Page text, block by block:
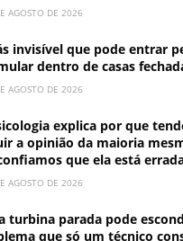
AGOSTO DE 2026
invisível que pode entrar
dentro de casas
AGOSTO DE 2026
explica por que
a opinião da maioria
que ela está
AGOSTO DE 2026
turbina parada pode
que só um técnico